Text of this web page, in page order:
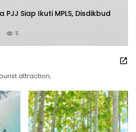
Siap Ikuti MPLS, Disdikbud
5
attraction,